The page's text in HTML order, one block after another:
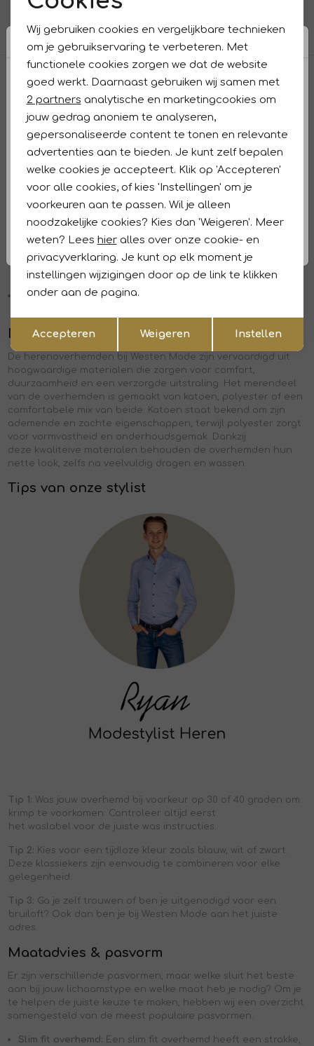
filters
De collectie overhemden
Bij Westen Mode vind je een veelzijdige collectie
herenoverhemden in diverse pasvormen, zoals slim
fit, tailored fit en modern fit. De overhemden zijn verkrijgbaar
in een breed scala aan kleuren, dessins en prints. Daarnaast
werken wij met merken die bekendstaan om hun kwaliteit en
comfort, waaronderOlymp. Dit merk staat bekend om zijn
hoogwaardige stoffen, perfecte afwerking en uitstekende
pasvorm. Olymp ontwerpt overhemden die geschikt zijn voor
uiteenlopende gelegenheden: vanbedrijfskleding
momenten en feestelijke gelegenheden.
Overhemden lange mouw voor heren: Geschikt voor alle
seizoenen en eenvoudig te combineren met
eencolbert,kostuumofchino.
Overhemden korte mouw voor heren:
De materialen
De herenoverhemden bij Westen Mode zijn vervaardigd uit
hoogwaardige materialen die zorgen voor comfort,
duurzaamheid en een verzorgde uitstraling. Het merendeel
van de overhemden is gemaakt van katoen, polyester of een
comfortabele mix van beide. Katoen staat bekend om zijn
ademende en zachte eigenschappen, terwijl polyester zorgt
voor vormvastheid en onderhoudsgemak. Dankzij
deze kwaliteive materialen behouden de overhemden hun
nette look, zelfs na veelvuldig dragen en wassen.
Tips van onze stylist
Tip 1: Was jouw overhemd bij voorkeur op 30 of 40 graden om
krimp te voorkomen. Controleer altijd eerst
het waslabel voor de juiste was instructies.
Tip 2: Kies voor een tijdloze kleur zoals blauw, wit of zwart.
Deze klassiekers zijn eenvoudig te combineren voor elke
gelegenheid.
Tip 3: Ga je zelf trouwen of ben je uitgenodigd voor een
bruiloft? Ook dan ben je bij Westen Mode aan het juiste
adres.
Maatadvies & pasvorm
Er zijn verschillende pasvormen, maar welke sluit het beste
aan bij jouw lichaamstype en welke maat heb je nodig? Om je
te helpen de juiste keuze te maken, hebben wij een overzicht
samengesteld van de meest populaire pasvormen.
Slim fit overhemd: Een slim fit overhemd heeft een strakke,
Noodzakelijke cookies
Personalisatie cookies
Analytische cookies
Marketing cookies
Opslaan
Wij gebruiken cookies en vergelijkbare technieken
om je gebruikservaring te verbeteren. Met
functionele cookies zorgen we dat de website
goed werkt. Daarnaast gebruiken wij samen met
2 partners analytische en marketingcookies om
jouw gedrag anoniem te analyseren,
gepersonaliseerde content te tonen en relevante
advertenties aan te bieden. Je kunt zelf bepalen
welke cookies je accepteert. Klik op 'Accepteren'
voor alle cookies, of kies 'Instellingen' om je
voorkeuren aan te passen. Wil je alleen
noodzakelijke cookies? Kies dan 'Weigeren'. Meer
weten? Lees hieralles over onze cookie- en
privacyverklaring. Je kunt op elk moment je
instellingen wijzigingen door op de link te klikken
onder aan de pagina.
Accepteren Weigeren Instellen